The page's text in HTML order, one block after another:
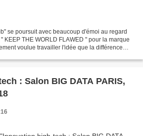
se poursuit avec beaucoup d'émoi au regard
KEEP THE WORLD FLAWED " pour la marque
voulue travailler l'idée que la différence
: Salon BIG DATA PARIS,